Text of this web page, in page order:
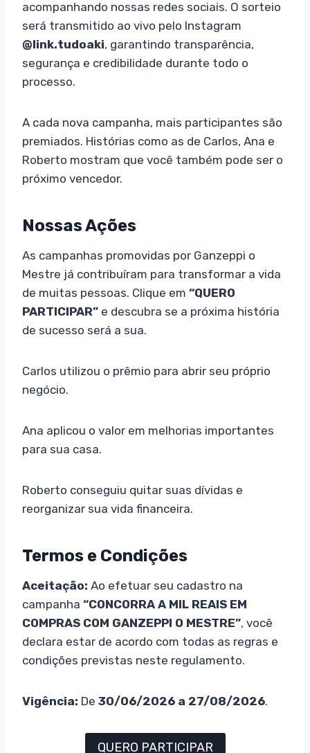
acompanhando nossas redes sociais. O sorteio
será transmitido ao vivo pelo Instagram
@link.tudoaki, garantindo transparência,
segurança e credibilidade durante todo o
processo.
A cada nova campanha, mais participantes são
premiados. Histórias como as de Carlos, Ana e
Roberto mostram que você também pode ser o
próximo vencedor.
Nossas Ações
As campanhas promovidas por Ganzeppi o
Mestre já contribuíram para transformar a vida
de muitas pessoas. Clique em “QUERO
PARTICIPAR” e descubra se a próxima história
de sucesso será a sua.
Carlos utilizou o prêmio para abrir seu próprio
negócio.
Ana aplicou o valor em melhorias importantes
para sua casa.
Roberto conseguiu quitar suas dívidas e
reorganizar sua vida financeira.
Termos e Condições
Aceitação: Ao efetuar seu cadastro na
campanha “CONCORRA A MIL REAIS EM
COMPRAS COM GANZEPPI O MESTRE”, você
declara estar de acordo com todas as regras e
condições previstas neste regulamento.
Vigência: De 30/06/2026 a 27/08/2026.
QUERO PARTICIPAR